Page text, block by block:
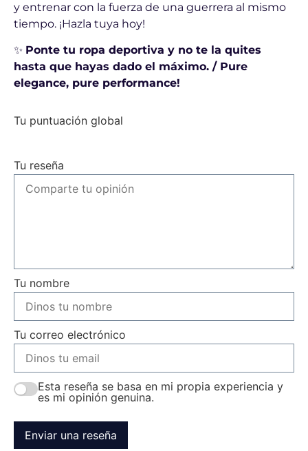
y entrenar con la fuerza de una guerrera al mismo
tiempo. ¡Hazla tuya hoy!
✨ Ponte tu ropa deportiva y no te la quites
hasta que hayas dado el máximo. / Pure
elegance, pure performance!
Tu puntuación global
Tu reseña
Tu nombre
Tu correo electrónico
Esta reseña se basa en mi propia experiencia y
es mi opinión genuina.
Enviar una reseña